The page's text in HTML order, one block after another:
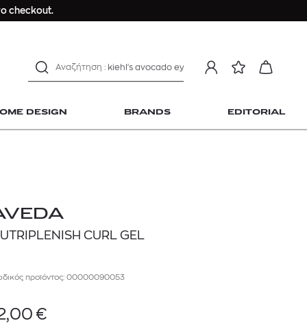
checkout.
DESIGN BRANDS EDITORIAL
kiehl's avocado eye
estee lauder double wear
mcm
Design
CURL GEL
προϊόντος: 00000090053
€